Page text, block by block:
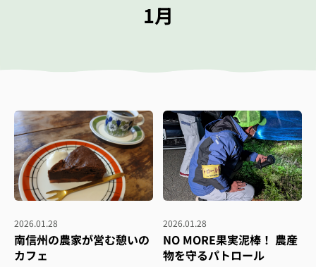
1月
2026.01.28
南信州の農家が営む憩いの
カフェ
2026.01.28
NO MORE果実泥棒！ 農産
物を守るパトロール